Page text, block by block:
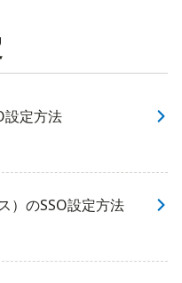
設定方法
）のSSO設定方法